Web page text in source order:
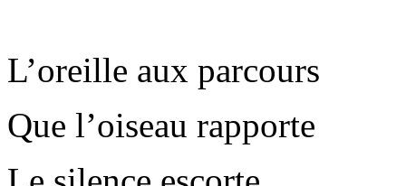
L’oreille aux parcours
Que l’oiseau rapporte